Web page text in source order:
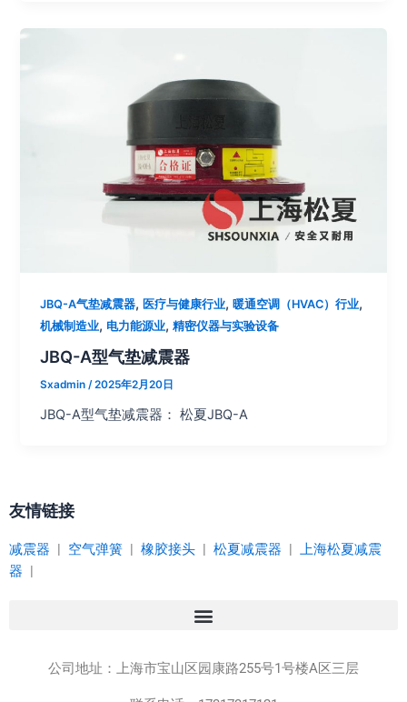
JBQ-A气垫减震器,医疗与健康行业,暖通空调（HVAC）行业,
机械制造业, 电力能源业,精密仪器与实验设备
JBQ-A型气垫减震器
Sxadmin/2025年2月20日
JBQ-A型气垫减震器： 松夏JBQ-A
友情链接
减震器 | 空气弹簧 | 橡胶接头 | 松夏减震器 | 上海松夏减震
器 |
公司地址： 上海市宝山区园康路255号1号楼A区三层